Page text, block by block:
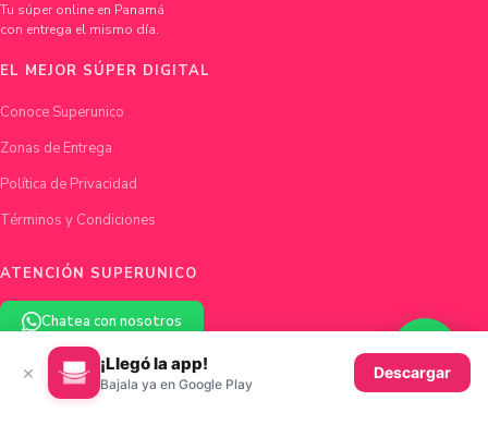
Tu súper online en Panamá
con entrega el mismo día.
EL MEJOR SÚPER DIGITAL
Conoce Superunico
Zonas de Entrega
Política de Privacidad
Términos y Condiciones
ATENCIÓN SUPERUNICO
Chatea con nosotros
hola@superunico.com
Ciudad de Panamá, Panamá
× ¡Llegó la app!
Bajala ya en Google Play
Descargar